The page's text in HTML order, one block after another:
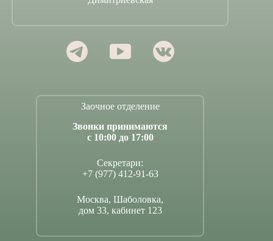
Заочное отделение
Звонки принимаются
с 10:00 до 17:00
Секретари:
+7 (977) 412-91-63
Москва, Шаболовка,
дом 33, кабинет 123